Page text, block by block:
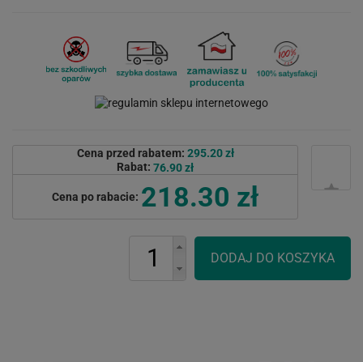
Cena przed rabatem: 295.20 zł
Rabat: 76.90 zł
Cena po rabacie: 218.30 zł